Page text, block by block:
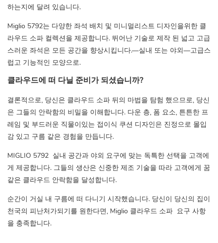
하는지에 달려 있습니다.
Miglio 5792는 다양한 좌석 배치 및 미니멀리스트 디자인을위한 클
라우드 소파 컬렉션을 제공합니다. 뛰어난 기술로 제작 된 넓고 고급
스러운 좌석은 모든 공간을 향상시킵니다.—실내 또는 야외—고급스
럽고 기능적인 모양으로.
클라우드에 떠 다닐 준비가 되셨습니까?
결론적으로, 당신은 클라우드 소파 뒤의 마법을 탐험 했으므로, 당신
은 그들의 안락함의 비밀을 이해합니다. 다운 층, 폼 요소, 튼튼한 프
레임 및 부드러운 직물이있는 접이식 쿠션 디자인은 진정으로 몰입
감 있고 구름 같은 경험을 만듭니다.
MIGLIO 5792 실내 공간과 야외 요구에 맞는 독특한 선택을 고객에
게 제공합니다. 그들의 생산은 신중한 제조 기술을 따라 고객에게 꿈
같은 클라우드 안락함을 달성합니다.
순간이 거실 내 구름에 떠 다니기 시작했습니다. 당신이 당신의 집이
천국의 피난처가되기를 원한다면, Miglio 클라우드 소파 요구 사항
을 충족합니다.